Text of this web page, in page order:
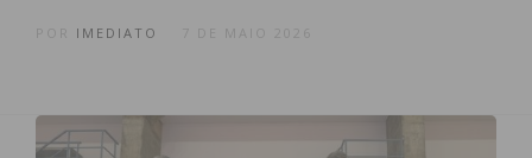
IMEDIATO 7 DE MAIO 2026